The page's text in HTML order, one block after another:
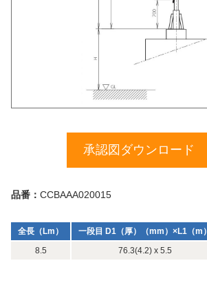
承認図ダウンロード
品番： CCBAAA020015
全長（Lm） 一段目 D1（厚）（mm）×L1（m）
8.5
76.3(4.2) x 5.5